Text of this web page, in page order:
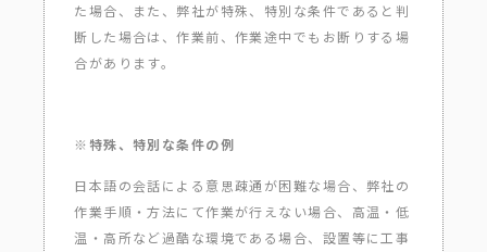
た場合、また、弊社が特殊、特別な条件であると判
断した場合は、作業前、作業途中でもお断りする場
合があります。
※特殊、特別な条件の例
日本語の会話による意思疎通が困難な場合、弊社の
作業手順・方法にて作業が行えない場合、高温・低
温・高所など過酷な環境である場合、設置等に工事